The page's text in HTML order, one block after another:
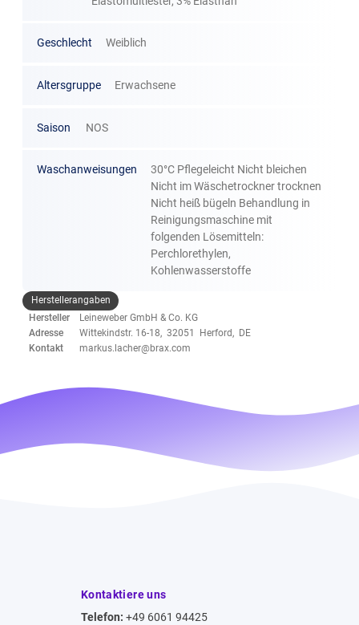
Geschlecht Weiblich
Altersgruppe Erwachsene
Saison NOS
Waschanweisungen
30°C Pflegeleicht Nicht bleichen
Nicht im Wäschetrockner trocknen
Nicht heiß bügeln Behandlung in
Reinigungsmaschine mit
folgenden Lösemitteln:
Perchlorethylen,
Kohlenwasserstoffe
Herstellerangaben
Hersteller
Leineweber GmbH & Co. KG
Adresse
Wittekindstr. 16-18, 32051 Herford, DE
Kontakt
markus.lacher@brax.com
Kontaktiere uns
Telefon: +49 6061 94425